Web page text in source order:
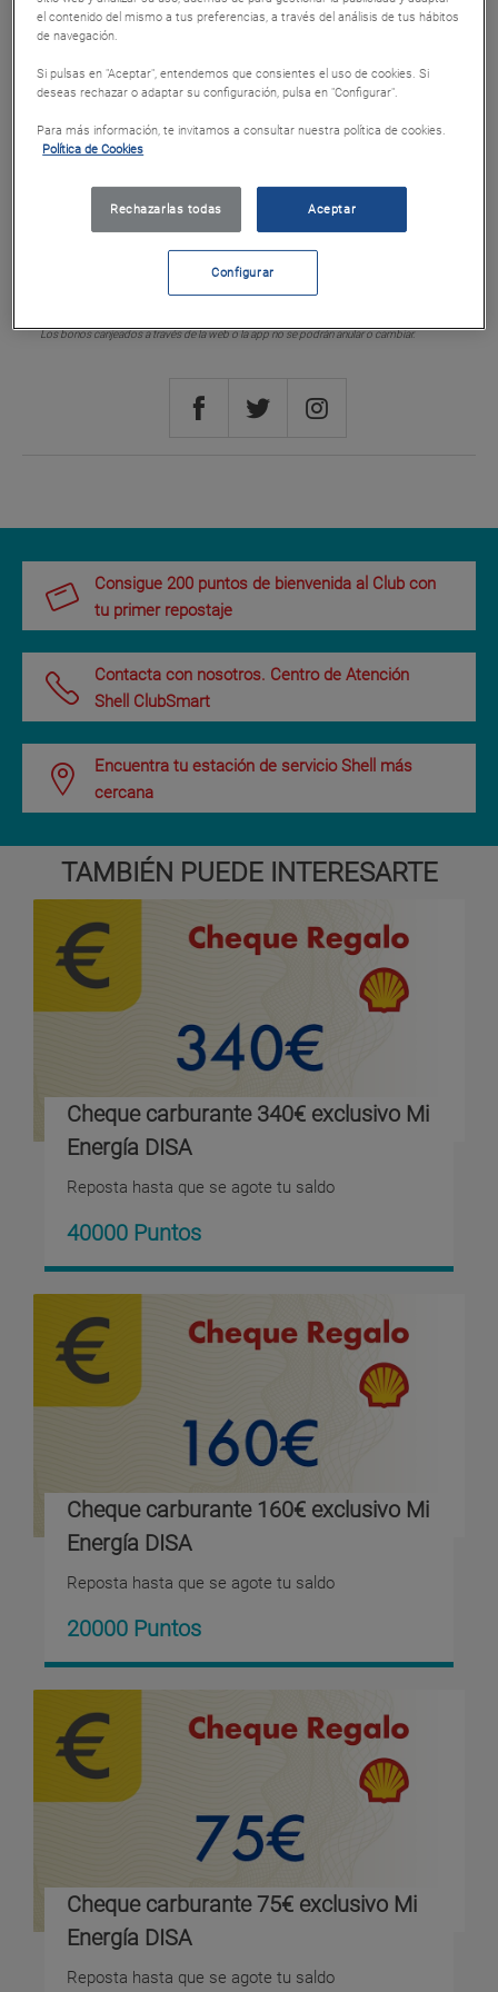
Cod. 20031
Puntos 2000
Canjear
Los bonos canjeados a través de la web o la app no se podrán anular o cambiar.
Consigue 200 puntos de bienvenida al Club con
tu primer repostaje
Contacta con nosotros. Centro de Atención
Shell ClubSmart
Encuentra tu estación de servicio Shell más
cercana
TAMBIÉN PUEDE INTERESARTE
Cheque carburante 340€ exclusivo Mi
Energía DISA
Reposta hasta que se agote tu saldo
40000 Puntos
Cheque carburante 160€ exclusivo Mi
Energía DISA
Reposta hasta que se agote tu saldo
20000 Puntos
Cheque carburante 75€ exclusivo Mi
Energía DISA
Reposta hasta que se agote tu saldo
el contenido del mismo a tus preferencias, a través del análisis de tus hábitos
de navegación.
Si pulsas en "Aceptar", entendemos que consientes el uso de cookies. Si
deseas rechazar o adaptar su configuración, pulsa en "Configurar".
Para más información, te invitamos a consultar nuestra política de cookies.
Política de Cookies
Rechazarlas todas Aceptar
Configurar